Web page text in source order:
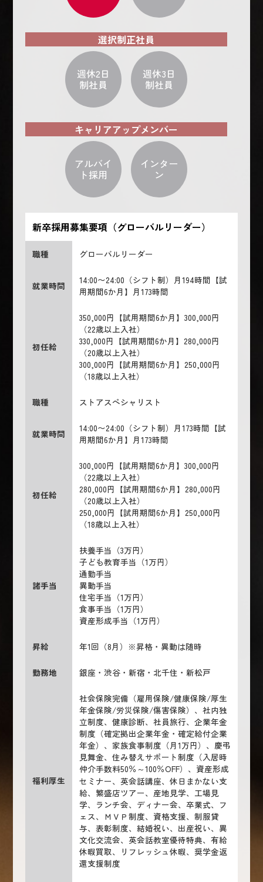
選択制正社員
週休2日
制社員
週休3日
制社員
キャリアアップメンバー
アルバイ
ト採用
インター
ン
新卒採用募集要項（グローバルリーダー）
職種 グローバルリーダー
就業時間
14:00〜24:00（シフト制）月194時間【試
用期間6か月】月173時間
初任給
350,000円【試用期間6か月】300,000円
（22歳以上入社）
330,000円【試用期間6か月】280,000円
（20歳以上入社）
300,000円【試用期間6か月】250,000円
（18歳以上入社）
職種 ストアスペシャリスト
就業時間
14:00〜24:00（シフト制）月173時間【試
用期間6か月】月173時間
初任給
300,000円【試用期間6か月】300,000円
（22歳以上入社）
280,000円【試用期間6か月】280,000円
（20歳以上入社）
250,000円【試用期間6か月】250,000円
（18歳以上入社）
諸手当
扶養手当（3万円）
子ども教育手当（1万円）
通勤手当
異動手当
住宅手当（1万円）
食事手当（1万円）
資産形成手当（1万円）
昇給 年1回（8月）※昇格・異動は随時
勤務地 銀座・渋谷・新宿・北千住・新松戸
福利厚生
社会保険完備（雇用保険/健康保険/厚生
年金保険/労災保険/傷害保険）、社内独
立制度、健康診断、社員旅行、企業年金
制度（確定拠出企業年金・確定給付企業
年金）、家族食事制度（月1万円）、慶弔
見舞金、住み替えサポート制度（入居時
仲介手数料50％～100％OFF）、資産形成
セミナー、英会話講座、休日まかない支
給、繁盛店ツアー、産地見学、工場見
学、ランチ会、ディナー会、卒業式、フ
ェス、ＭＶＰ制度、資格支援、制服貸
与、表彰制度、結婚祝い、出産祝い、異
文化交流会、英会話教室優待特典、有給
休暇買取、リフレッシュ休暇、奨学金返
還支援制度